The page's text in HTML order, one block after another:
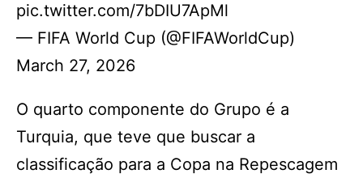
pic.twitter.com/7bDIU7ApMl
— FIFA World Cup (@FIFAWorldCup)
March 27, 2026
O quarto componente do Grupo é a
Turquia, que teve que buscar a
classificação para a Copa na Repescagem